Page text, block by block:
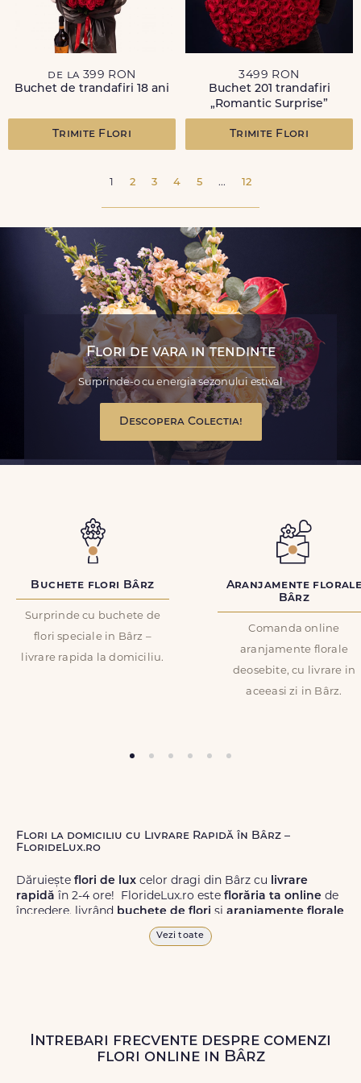
de la 399 RON
Buchet de trandafiri 18 ani
Trimite Flori
3499 RON
Buchet 201 trandafiri
„Romantic Surprise”
Trimite Flori
1 2 3 4 5 ... 12
Flori de vara in tendinte
Surprinde-o cu energia sezonului estival
Descopera Colectia!
Buchete flori Bârz
Surprinde cu buchete de
flori speciale in Bârz –
livrare rapida la domiciliu.
Aranjamente
Bârz
Comanda online
aranjamente florale
deosebite, cu livrare in
aceeasi zi in Bârz.
Flori la domiciliu cu Livrare Rapidă în Bârz –
FlorideLux.ro
Dăruiește flori de lux celor dragi din Bârz cu livrare
rapidă în 2-4 ore! FlorideLux.ro este florăria ta online de
încredere, livrând buchete de flori și aranjamente florale
de calitate superioară în Bârz și în toată România.
Livrăm buchete de florichiar și în weekend, pentru ca tu
să poți adresa un gest frumos atunci când ai nevoie.
Vezi toate
Intrebari frecvente despre comenzi
flori online in Bârz